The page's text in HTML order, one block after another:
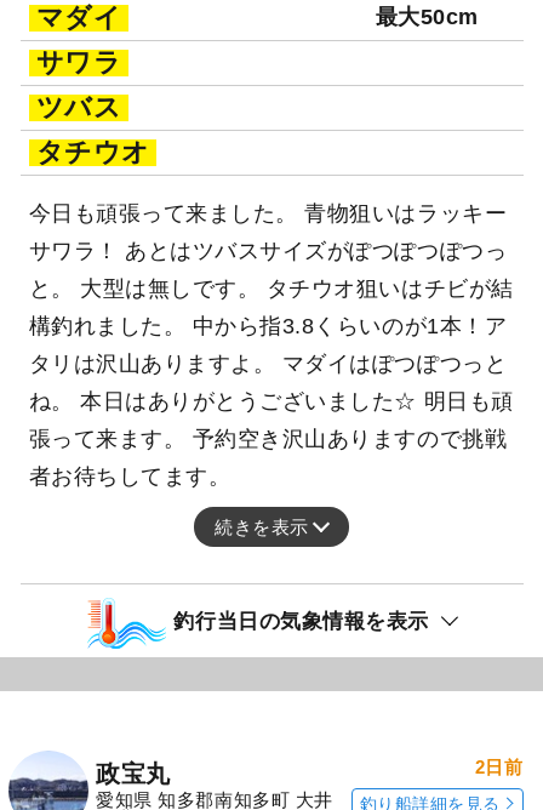
マダイ 最大50cm
サワラ
ツバス
タチウオ
今日も頑張って来ました。 青物狙いはラッキー
サワラ！ あとはツバスサイズがぽつぽつぽつっ
と。 大型は無しです。 タチウオ狙いはチビが結
構釣れました。 中から指3.8くらいのが1本！ア
タリは沢山ありますよ。 マダイはぽつぽつっと
ね。 本日はありがとうございました☆ 明日も頑
張って来ます。 予約空き沢山ありますので挑戦
者お待ちしてます。
続きを表示
釣行当日の気象情報を表示
政宝丸
愛知県 知多郡南知多町 大井
2日前
釣り船詳細を見る